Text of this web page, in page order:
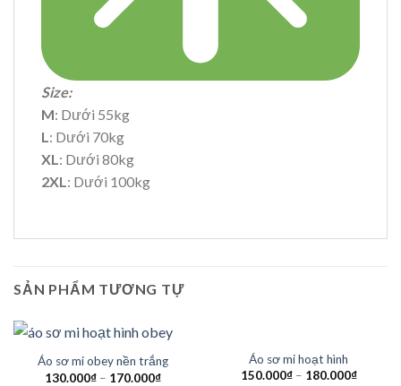
Size:
M: Dưới 55kg
L: Dưới 70kg
XL: Dưới 80kg
2XL: Dưới 100kg
SẢN PHẨM TƯƠNG TỰ
Áo sơ mi obey nền trắng
130.000₫– 170.000₫
HẾT HÀNG
Áo sơ mi hoạt hình
150.000₫– 180.000₫